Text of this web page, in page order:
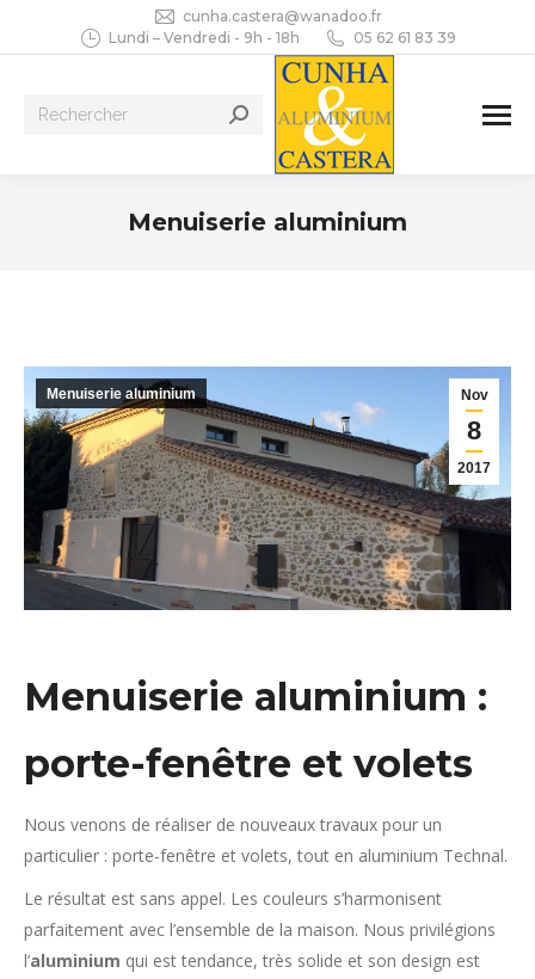
cunha.castera@wanadoo.fr
Lundi – Vendredi - 9h - 18h
05 62 61 83 39
Recherche
Menuiserie aluminium
Nov
8
2017
Menuiserie aluminium
Menuiserie aluminium :
porte-fenêtre et volets
Nous venons de réaliser de nouveaux travaux pour un
particulier : porte-fenêtre et volets, tout en aluminium Technal.
Le résultat est sans appel. Les couleurs s’harmonisent
parfaitement avec l’ensemble de la maison. Nous privilégions
l’aluminium qui est tendance, très solide et son design est